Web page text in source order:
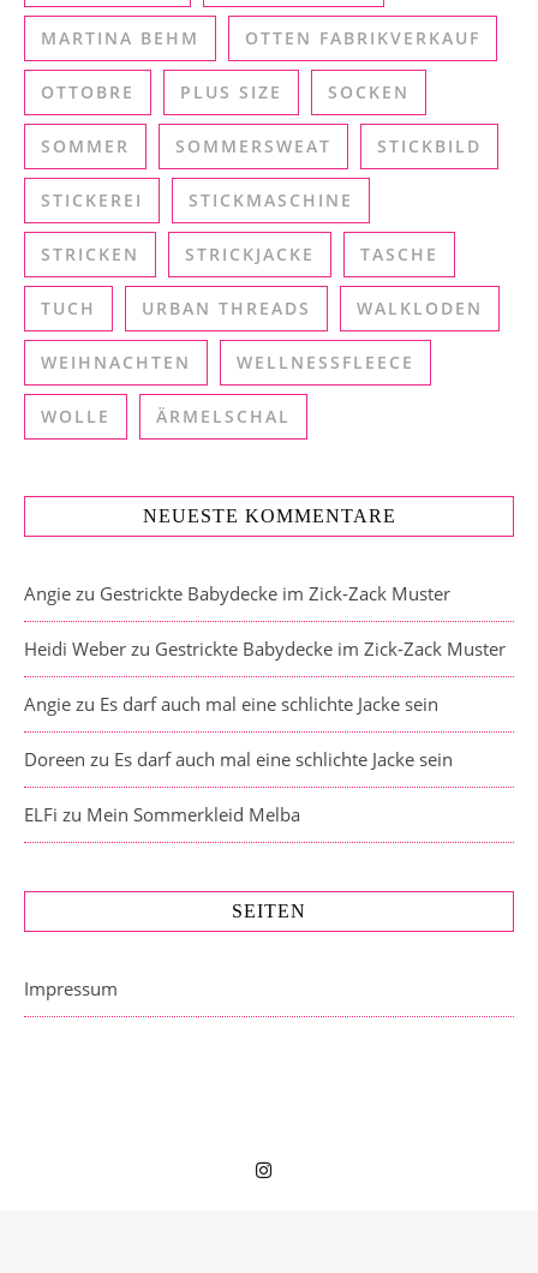
MARTINA BEHM OTTEN FABRIKVERKAUF
OTTOBRE PLUS SIZE SOCKEN
SOMMER SOMMERSWEAT STICKBILD
STICKEREI STICKMASCHINE
STRICKEN STRICKJACKE TASCHE
TUCH URBAN THREADS WALKLODEN
WEIHNACHTEN WELLNESSFLEECE
WOLLE ÄRMELSCHAL
NEUESTE KOMMENTARE
Angie zu Gestrickte Babydecke im Zick-Zack Muster
Heidi Weber zu Gestrickte Babydecke im Zick-Zack Muster
Angie zu Es darf auch mal eine schlichte Jacke sein
Doreen zu Es darf auch mal eine schlichte Jacke sein
ELFi zu Mein Sommerkleid Melba
SEITEN
Impressum